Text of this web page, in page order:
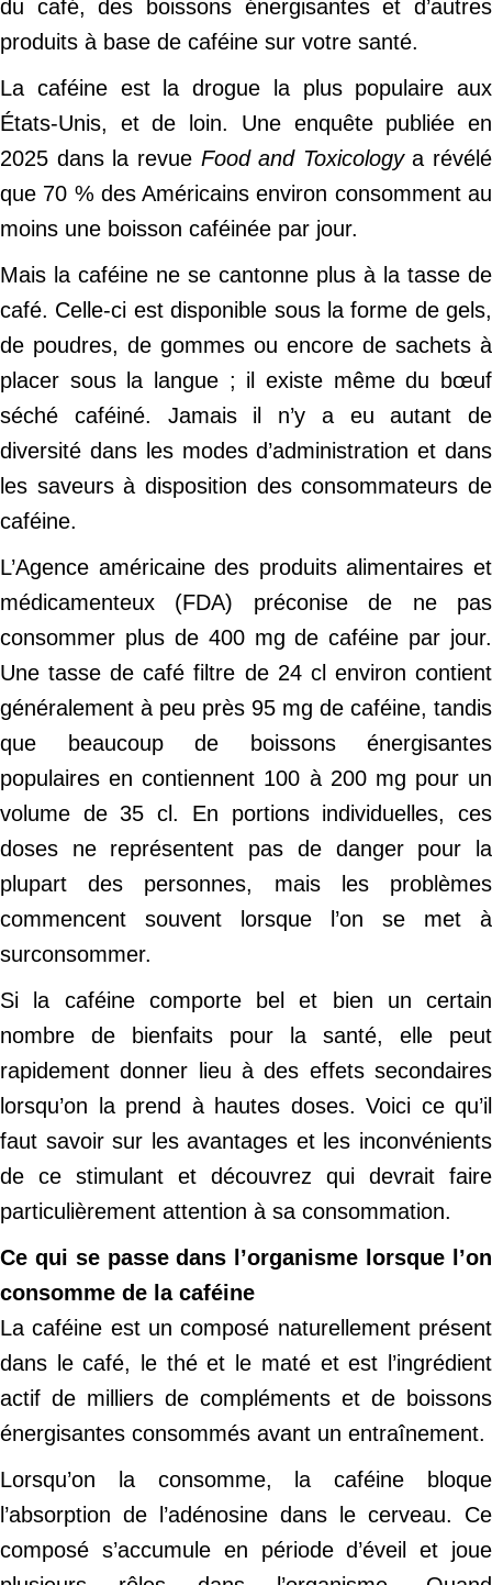
du café, des boissons énergisantes et d’autres
produits à base de caféine sur votre santé.
La caféine est la drogue la plus populaire aux
États-Unis, et de loin. Une enquête publiée en
2025 dans la revue Food and Toxicologya révélé
que 70 % des Américains environ consomment au
moins une boisson caféinée par jour.
Mais la caféine ne se cantonne plus à la tasse de
café. Celle-ci est disponible sous la forme de gels,
de poudres, de gommes ou encore de sachets à
placer sous la langue ; il existe même du bœuf
séché caféiné. Jamais il n’y a eu autant de
diversité dans les modes d’administration et dans
les saveurs à disposition des consommateurs de
caféine.
L’Agence américaine des produits alimentaires et
médicamenteux (FDA) préconise de ne pas
consommer plus de 400 mg de caféine par jour.
Une tasse de café filtre de 24 cl environ contient
généralement à peu près 95 mg de caféine, tandis
que beaucoup de boissons énergisantes
populaires en contiennent 100 à 200 mg pour un
volume de 35 cl. En portions individuelles, ces
doses ne représentent pas de danger pour la
plupart des personnes, mais les problèmes
commencent souvent lorsque l’on se met à
surconsommer.
Si la caféine comporte bel et bien un certain
nombre de bienfaits pour la santé, elle peut
rapidement donner lieu à des effets secondaires
lorsqu’on la prend à hautes doses. Voici ce qu’il
faut savoir sur les avantages et les inconvénients
de ce stimulant et découvrez qui devrait faire
particulièrement attention à sa consommation.
Ce qui se passe dans l’organisme lorsque l’on
consomme de la caféine
La caféine est un composé naturellement présent
dans le café, le thé et le maté et est l’ingrédient
actif de milliers de compléments et de boissons
énergisantes consommés avant un entraînement.
Lorsqu’on la consomme, la caféine bloque
l’absorption de l’adénosine dans le cerveau. Ce
composé s’accumule en période d’éveil et joue